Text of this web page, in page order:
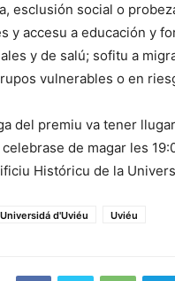
esclusión social o
y accesu a educación y
y de salú; sofitu a
vulnerables o en
del premiu va tener
de magar les
Históricu de la
Universidá d'Uviéu Uviéu